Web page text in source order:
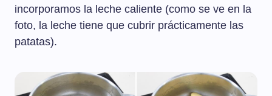
incorporamos la leche caliente (como se ve en la
foto, la leche tiene que cubrir prácticamente las
patatas).